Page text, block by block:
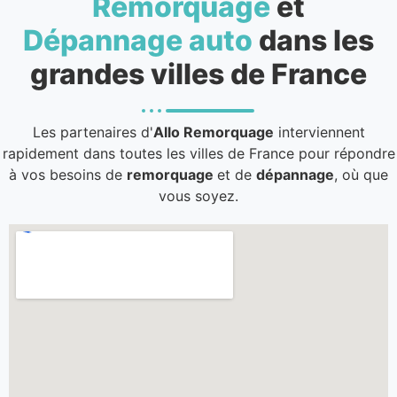
Dépannage auto dans les
grandes villes de France
Les partenaires d'Allo Remorquage interviennent
rapidement dans toutes les villes de France pour répondre
à vos besoins de remorquage et de dépannage, où que
vous soyez.